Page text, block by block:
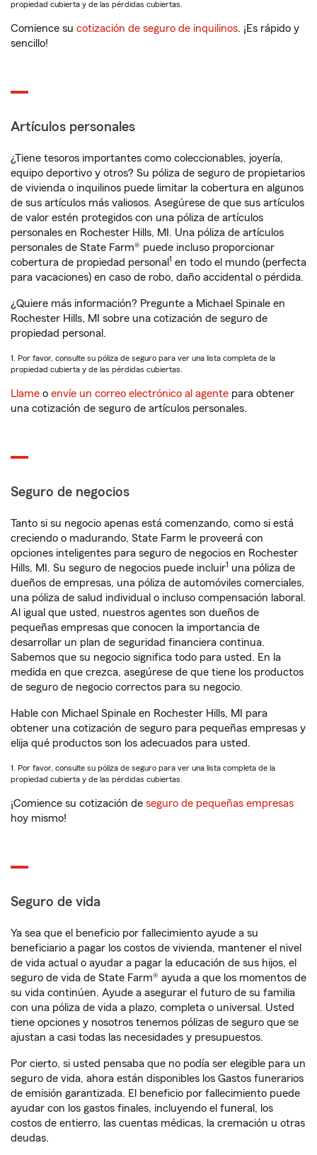
propiedad cubierta y de las pérdidas cubiertas.
Comience su cotización de seguro de inquilinos. ¡Es rápido y
sencillo!
Artículos personales
¿Tiene tesoros importantes como coleccionables, joyería,
equipo deportivo y otros? Su póliza de seguro de propietarios
de vivienda o inquilinos puede limitar la cobertura en algunos
de sus artículos más valiosos. Asegúrese de que sus artículos
de valor estén protegidos con una póliza de artículos
personales en Rochester Hills, MI. Una póliza de artículos
personales de State Farm® puede incluso proporcionar
cobertura de propiedad personal 1 en todo el mundo (perfecta
para vacaciones) en caso de robo, daño accidental o pérdida.
¿Quiere más información? Pregunte a Michael Spinale en
Rochester Hills, MI sobre una cotización de seguro de
propiedad personal.
1. Por favor, consulte su póliza de seguro para ver una lista completa de la
propiedad cubierta y de las pérdidas cubiertas.
Llame o envíe un correo electrónico al agente para obtener
una cotización de seguro de artículos personales.
Seguro de negocios
Tanto si su negocio apenas está comenzando, como si está
creciendo o madurando, State Farm le proveerá con
opciones inteligentes para seguro de negocios en Rochester
Hills, MI. Su seguro de negocios puede incluir1 una póliza de
dueños de empresas, una póliza de automóviles comerciales,
una póliza de salud individual o incluso compensación laboral.
Al igual que usted, nuestros agentes son dueños de
pequeñas empresas que conocen la importancia de
desarrollar un plan de seguridad financiera continua.
Sabemos que su negocio significa todo para usted. En la
medida en que crezca, asegúrese de que tiene los productos
de seguro de negocio correctos para su negocio.
Hable con Michael Spinale en Rochester Hills, MI para
obtener una cotización de seguro para pequeñas empresas y
elija qué productos son los adecuados para usted.
1. Por favor, consulte su póliza de seguro para ver una lista completa de la
propiedad cubierta y de las pérdidas cubiertas.
¡Comience su cotización de seguro de pequeñas empresas
hoy mismo!
Seguro de vida
Ya sea que el beneficio por fallecimiento ayude a su
beneficiario a pagar los costos de vivienda, mantener el nivel
de vida actual o ayudar a pagar la educación de sus hijos, el
seguro de vida de State Farm® ayuda a que los momentos de
su vida continúen. Ayude a asegurar el futuro de su familia
con una póliza de vida a plazo, completa o universal. Usted
tiene opciones y nosotros tenemos pólizas de seguro que se
ajustan a casi todas las necesidades y presupuestos.
Por cierto, si usted pensaba que no podía ser elegible para un
seguro de vida, ahora están disponibles los Gastos funerarios
de emisión garantizada. El beneficio por fallecimiento puede
ayudar con los gastos finales, incluyendo el funeral, los
costos de entierro, las cuentas médicas, la cremación u otras
deudas.